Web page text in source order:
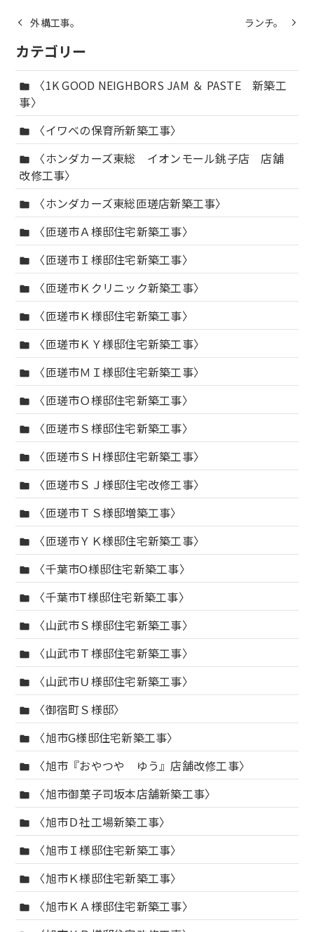
外構工事。 ランチ。
カテゴリー
folder
〈1K GOOD NEIGHBORS JAM ＆ PASTE 新築工
事〉
folder 〈イワベの保育所新築工事〉
folder
〈ホンダカーズ東総 イオンモール銚子店 店舗
改修工事〉
folder 〈ホンダカーズ東総匝瑳店新築工事〉
folder 〈匝瑳市Ａ様邸住宅新築工事〉
folder 〈匝瑳市Ｉ様邸住宅新築工事〉
folder 〈匝瑳市Ｋクリニック新築工事〉
folder 〈匝瑳市Ｋ様邸住宅新築工事〉
folder 〈匝瑳市ＫＹ様邸住宅新築工事〉
folder 〈匝瑳市ＭＩ様邸住宅新築工事〉
folder 〈匝瑳市Ｏ様邸住宅新築工事〉
folder 〈匝瑳市Ｓ様邸住宅新築工事〉
folder 〈匝瑳市ＳＨ様邸住宅新築工事〉
folder 〈匝瑳市ＳＪ様邸住宅改修工事〉
folder 〈匝瑳市ＴＳ様邸増築工事〉
folder 〈匝瑳市ＹＫ様邸住宅新築工事〉
folder 〈千葉市O様邸住宅新築工事〉
folder 〈千葉市T様邸住宅新築工事〉
folder 〈山武市Ｓ様邸住宅新築工事〉
folder 〈山武市Ｔ様邸住宅新築工事〉
folder 〈山武市Ｕ様邸住宅新築工事〉
folder 〈御宿町Ｓ様邸〉
folder 〈旭市G様邸住宅新築工事〉
folder 〈旭市『おやつや ゆう』店舗改修工事〉
folder 〈旭市御菓子司坂本店舗新築工事〉
folder 〈旭市Ｄ社工場新築工事〉
folder 〈旭市Ｉ様邸住宅新築工事〉
folder 〈旭市Ｋ様邸住宅新築工事〉
folder 〈旭市ＫＡ様邸住宅新築工事〉